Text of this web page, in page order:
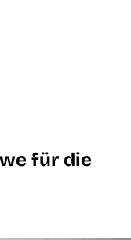
für die